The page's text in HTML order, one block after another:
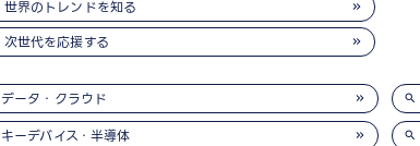
世界のトレンドを知る
次世代を応援する
データ・クラウド
キーデバイス・半導体